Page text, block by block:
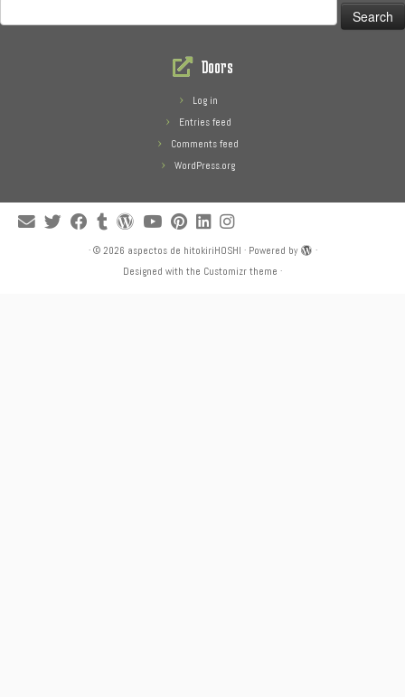
for:
Doors
Log in
Entries feed
Comments feed
WordPress.org
· © 2026 aspectos de hitokiriHOSHI · Powered by
·
Designed with the Customizr theme ·